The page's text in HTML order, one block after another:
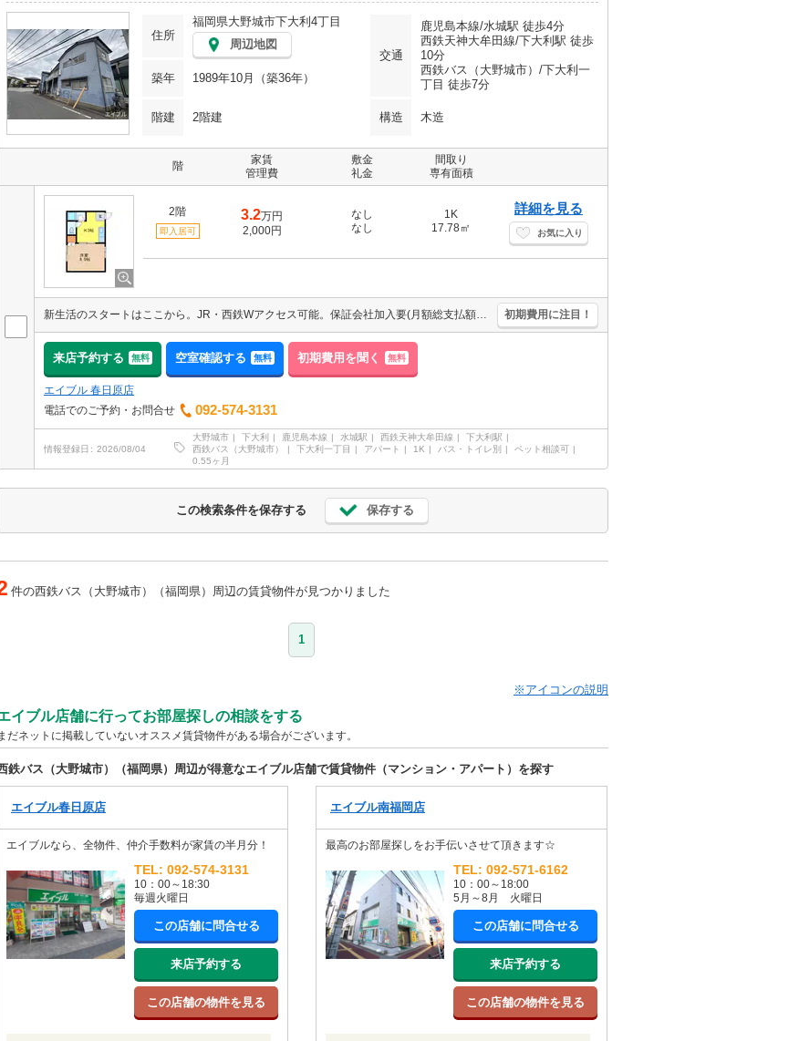
住所
福岡県大野城市下大利4丁目
周辺地図
交通
鹿児島本線/水城駅 徒歩4分
西鉄天神大牟田線/下大利駅 徒歩
10分
西鉄バス（大野城市）/下大利一
丁目 徒歩7分
築年 1989年10月（築36年）
階建 2階建 構造 木造
階
家賃
管理費
敷金
礼金
間取り
専有面積
2階
即入居可
3.2万円
2,000円
なし
なし
1K
17.78㎡
詳細を見る
お気に入り
新生活のスタートはここから。JR・西鉄Wアクセス可能。保証会社加入要(月額総支払額の100%)。 初期費用に注目！
来店予約する 無料 空室確認する 無料 初期費用を聞く 無料
エイブル 春日原店
電話でのご予約・お問合せ
092-574-3131
情報登録日 2026/08/04
大野城市 下大利 鹿児島本線 水城駅 西鉄天神大牟田線
下大利駅
西鉄バス（大野城市）
下大利一丁目 アパート 1K バス・トイレ別
ペット相談可
0.55ヶ月
この検索条件を保存する 保存する
件の西鉄バス（大野城市）（福岡県）周辺の賃貸物件が見つかりました
1
※アイコンの説明
イブル店舗に行ってお部屋探しの相談をする
だネットに掲載していないオススメ賃貸物件がある場合がございます。
鉄バス（大野城市）（福岡県）周辺が得意なエイブル店舗で賃貸物件（マンション・アパート）を探す
エイブル春日原店
エイブルなら、全物件、仲介手数料が家賃の半月分！
TEL: 092-574-3131
10：00～18:30
毎週火曜日
この店舗に問合せる
来店予約する
この店舗の物件を見る
エイブル南福岡店
最高のお部屋探しをお手伝いさせて頂きます☆
TEL: 092-571-6162
10：00～18:00
5月～8月 火曜日
この店舗に問合せる
来店予約する
この店舗の物件を見る